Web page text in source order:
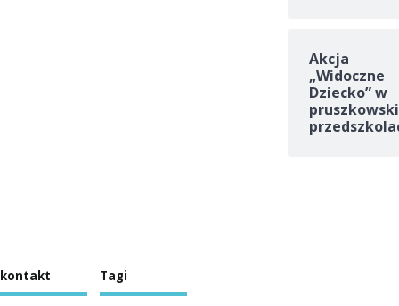
Akcja
„Widoczne
Dziecko” w
kontakt Tagi